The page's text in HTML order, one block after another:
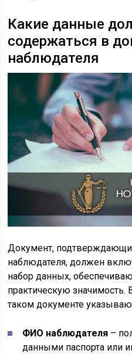
Какие данные
содержаться в
наблюдателя
Документ,
наблюдателя, должен
набор данных,
практическую значимость.
таком документе
ФИО наблюдателя –
данными паспорта или